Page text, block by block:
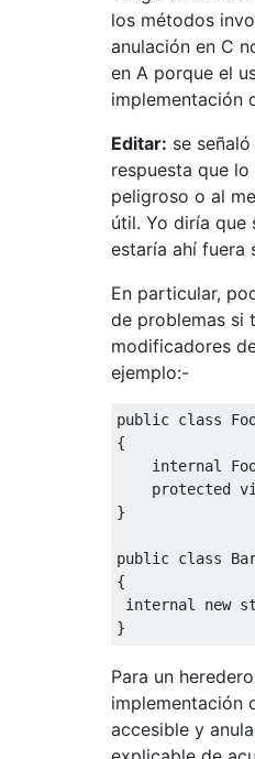
los métodos
anulación en C
en A porque el
implementación
Editar: se
respuesta que
peligroso o al
útil. Yo diría que
estaría ahí fuera
En particular,
de problemas si
modificadores
ejemplo:-
public class
{
internal
protected
}
public class
{
internal
new
}
Para un
implementación
accesible y